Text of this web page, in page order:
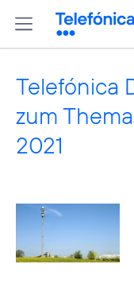
Telefónica
zum
2021